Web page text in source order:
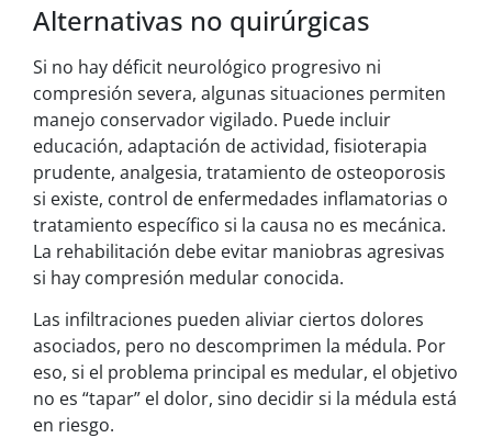
Alternativas no quirúrgicas
Si no hay déficit neurológico progresivo ni
compresión severa, algunas situaciones permiten
manejo conservador vigilado. Puede incluir
educación, adaptación de actividad, fisioterapia
prudente, analgesia, tratamiento de osteoporosis
si existe, control de enfermedades inflamatorias o
tratamiento específico si la causa no es mecánica.
La rehabilitación debe evitar maniobras agresivas
si hay compresión medular conocida.
Las infiltraciones pueden aliviar ciertos dolores
asociados, pero no descomprimen la médula. Por
eso, si el problema principal es medular, el objetivo
no es “tapar” el dolor, sino decidir si la médula está
en riesgo.